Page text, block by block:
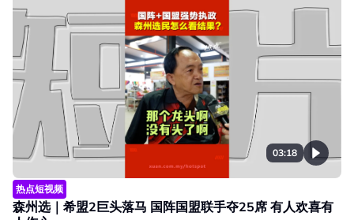
03:18
热点短视频
森州选｜希盟2巨头落马 国阵国盟联手夺25席 有人欢喜有